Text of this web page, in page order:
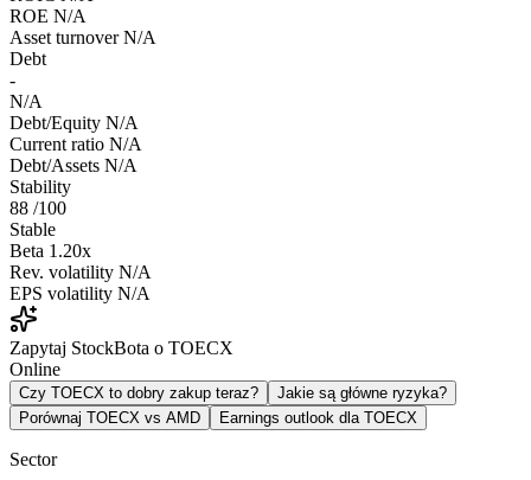
ROE N/A
Asset turnover N/A
Debt
-
N/A
Debt/Equity N/A
Current ratio N/A
Debt/Assets N/A
Stability
88 /100
Stable
Beta 1.20x
Rev. volatility N/A
EPS volatility N/A
Zapytaj StockBota o TOECX
Online
Czy TOECX to dobry zakup teraz?
Jakie są główne ryzyka?
Porównaj TOECX vs AMD
Earnings outlook dla TOECX
Sector